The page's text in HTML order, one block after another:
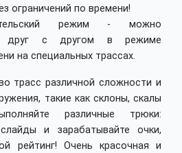
ограничений по времени!
режим - можно
друг с другом в режиме
на специальных трассах.
трасс различной сложности и
такие как склоны, скалы
различные трюки:
и зарабатывайте очки,
рейтинг! Очень красочная и